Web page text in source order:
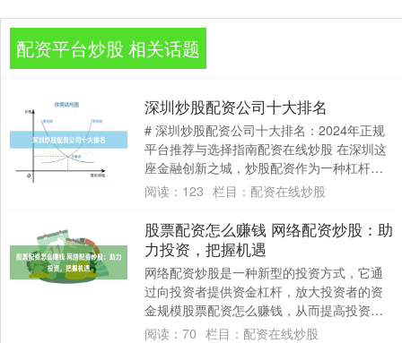
配资平台炒股 相关话题
深圳炒股配资公司十大排名
# 深圳炒股配资公司十大排名：2024年正规
平台推荐与选择指南配资在线炒股 在深圳这
座金融创新之城，炒股配资作为一种杠杆投
资工具，正受到越来越多投资者的关注。
阅读： 123 栏目： 配资在线炒股
股票配资怎么赚钱 网络配资炒股：助
力投资，把握机遇
网络配资炒股是一种新型的投资方式，它通
过向投资者提供资金杠杆，放大投资者的资
金规模股票配资怎么赚钱，从而提高投资收
益。 对于经验丰富的投资者来说，杠杆交易
阅读： 70 栏目： 配资在线炒股